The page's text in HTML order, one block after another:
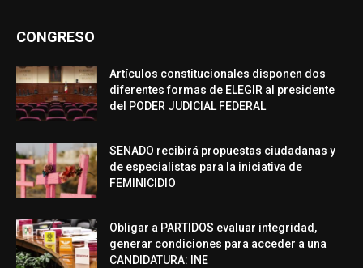
CONGRESO
Artículos constitucionales disponen dos
diferentes formas de ELEGIR al presidente
del PODER JUDICIAL FEDERAL
SENADO recibirá propuestas ciudadanas y
de especialistas para la iniciativa de
FEMINICIDIO
Obligar a PARTIDOS evaluar integridad,
generar condiciones para acceder a una
CANDIDATURA: INE